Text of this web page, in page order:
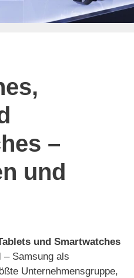
–
und
und Smartwatches
– Samsung als
Unternehmensgruppe,